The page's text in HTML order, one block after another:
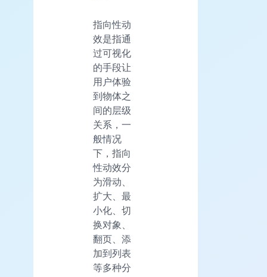
指向性动
效是指通
过可视化
的手段让
用户体验
到物体之
间的层级
关系，一
般情况
下，指向
性动效分
为滑动、
扩大、最
小化、切
换对象、
翻页、添
加到列表
等多种分